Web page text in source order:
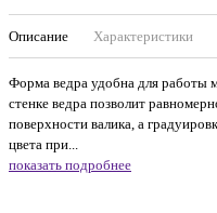
Описание Характеристики
Форма ведра удобна для работы
стенке ведра позволит
поверхности валика, а
цвета при...
показать подробнее